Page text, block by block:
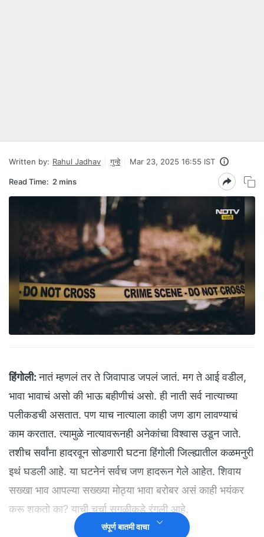
Written by: Rahul Jadhav गुन्हे Mar 23, 2025 16:55 IST
Read Time: 2 mins
हिंगोली: नातं म्हणलं तर ते जिवापाड जपलं जातं. मग ते आई वडील,
भावा भावाचं असो की भाऊ बहीणीचं असो. ही नाती सर्व नात्याच्या
पलीकडची असतात. पण याच नात्याला काही जण डाग लावण्याचं
काम करतात. त्यामुळे नात्यावरूनही अनेकांचा विश्वास उडून जाते.
तशीच सर्वांना हादरवून सोडणारी घटना हिंगोली जिल्ह्यातील कळमनुरी
इथं घडली आहे. या घटनेनं सर्वच जण हादरून गेले आहेत. शिवाय
सख्खा भाव आपल्या सख्ख्या मोठ्या भावा बरोबर असं काही भयंकर
करू शकतो का? याची चर्चा सगळीकडे रंगली आहे.
संपूर्ण बातमी वाचा